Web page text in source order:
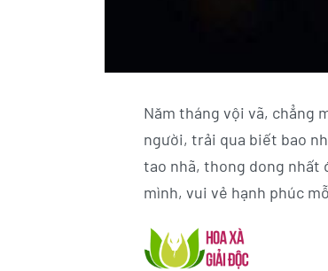
Năm tháng vội vã, chẳng
người, trải qua biết bao
tao nhã, thong dong nhất
mình, vui vẻ hạnh phúc